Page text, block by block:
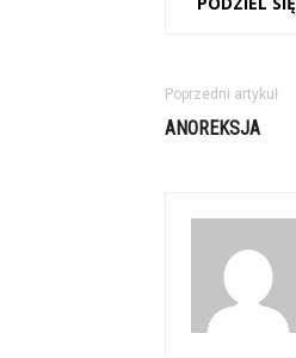
Poprzedni artykuł
ANOREKSJA